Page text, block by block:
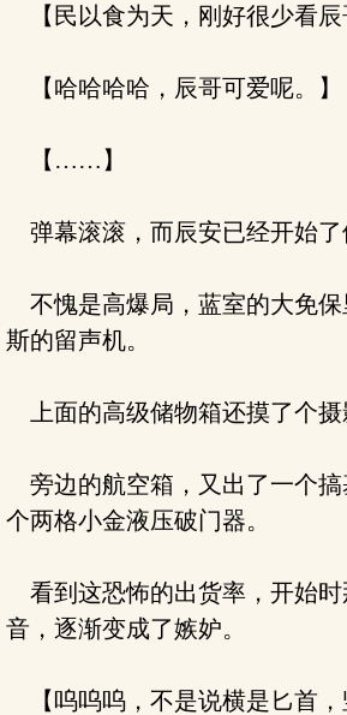
【民以食为天，刚好很少看辰
【哈哈哈哈，辰哥可爱呢。】
【……】
弹幕滚滚，而辰安已经开始了
不愧是高爆局，蓝室的大免保
斯的留声机。
上面的高级储物箱还摸了个摄
旁边的航空箱，又出了一个搞
个两格小金液压破门器。
看到这恐怖的出货率，开始时
音，逐渐变成了嫉妒。
【呜呜呜，不是说横是匕首，